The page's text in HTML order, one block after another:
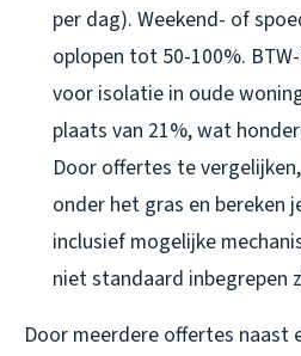
per dag). Weekend- of
oplopen tot 50-100%.
voor isolatie in oude
plaats van 21%, wat
Door offertes te
onder het gras en bereken
inclusief mogelijke
niet standaard inbegrepen
Door meerdere offertes naast